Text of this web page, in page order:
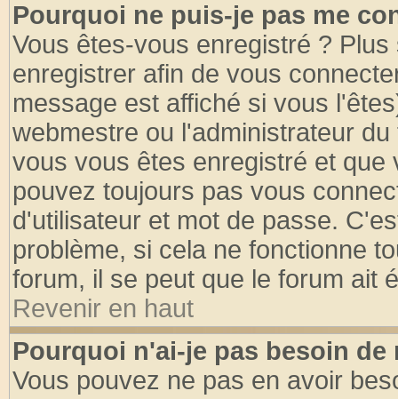
Pourquoi ne puis-je pas me
Vous êtes-vous enregistré ?
enregistrer afin de vous
message est affiché si vous
webmestre ou l'administrateur
vous vous êtes enregistré et
pouvez toujours pas vous
d'utilisateur et mot de passe.
problème, si cela ne fonctionne
forum, il se peut que le forum ait
Revenir en haut
Pourquoi n'ai-je pas besoin de
Vous pouvez ne pas en avoir